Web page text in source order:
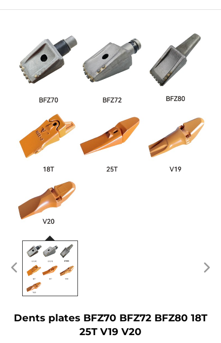
Dents plates BFZ70 BFZ72 BFZ80 18T
25T V19 V20